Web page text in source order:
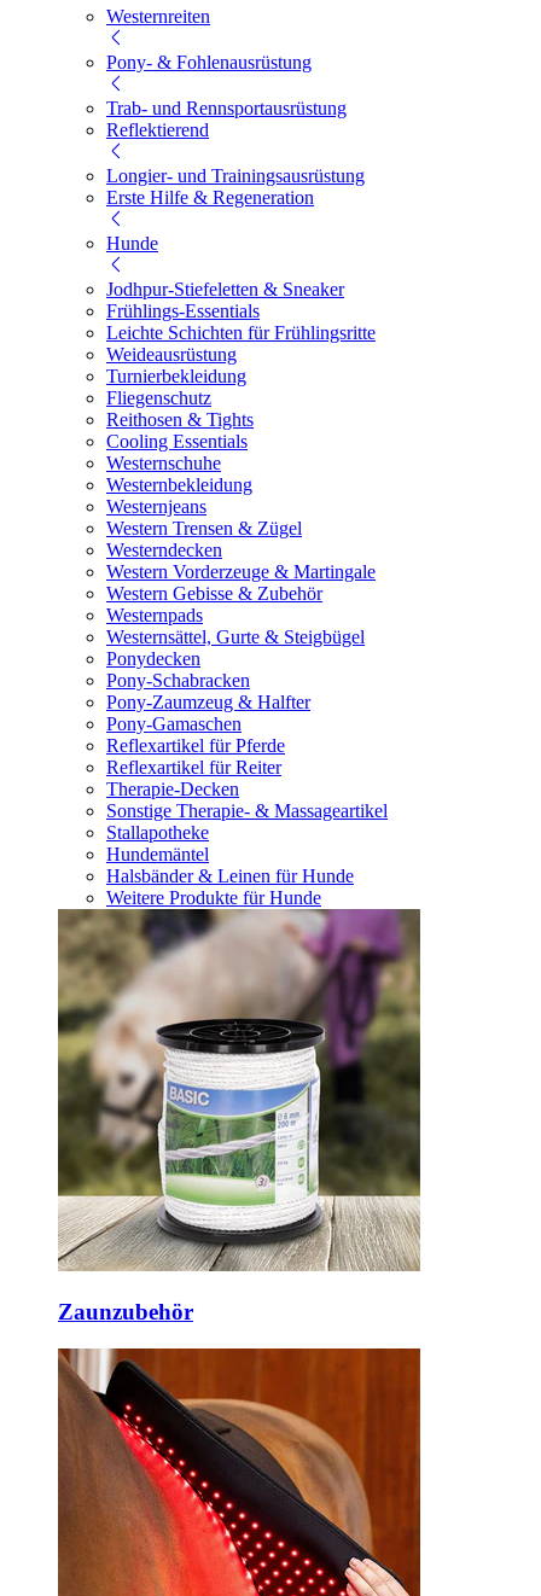
Westernreiten
Pony- & Fohlenausrüstung
Trab- und Rennsportausrüstung
Reflektierend
Longier- und Trainingsausrüstung
Erste Hilfe & Regeneration
Hunde
Jodhpur-Stiefeletten & Sneaker
Frühlings-Essentials
Leichte Schichten für Frühlingsritte
Weideausrüstung
Turnierbekleidung
Fliegenschutz
Reithosen & Tights
Cooling Essentials
Westernschuhe
Westernbekleidung
Westernjeans
Western Trensen & Zügel
Westerndecken
Western Vorderzeuge & Martingale
Western Gebisse & Zubehör
Westernpads
Westernsättel, Gurte & Steigbügel
Ponydecken
Pony-Schabracken
Pony-Zaumzeug & Halfter
Pony-Gamaschen
Reflexartikel für Pferde
Reflexartikel für Reiter
Therapie-Decken
Sonstige Therapie- & Massageartikel
Stallapotheke
Hundemäntel
Halsbänder & Leinen für Hunde
Weitere Produkte für Hunde
Zaunzubehör